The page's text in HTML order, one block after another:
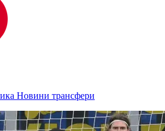
Новини трансфери